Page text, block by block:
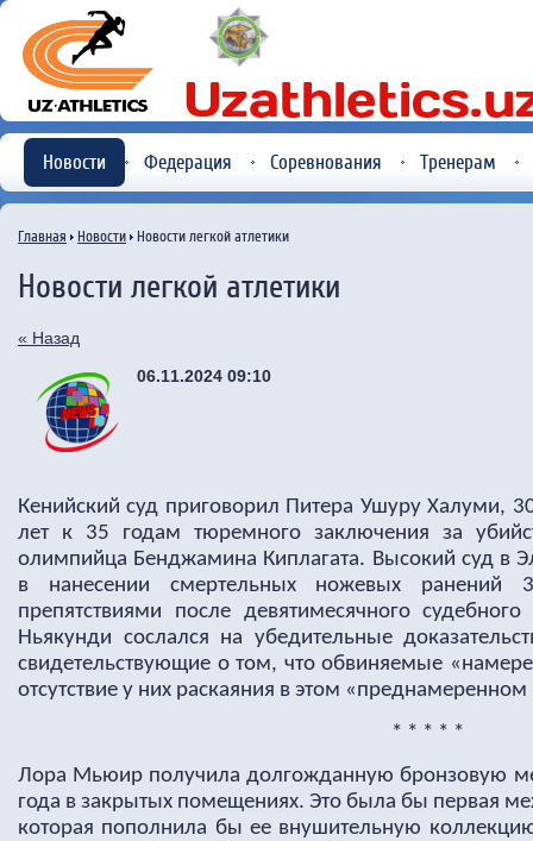
Новости Федерация Соревнования Тренерам
Главная Новости Новости легкой атлетики
Новости легкой атлетики
« Назад
06.11.2024 09:10
Кенийский суд приговорил Питера Ушуру Халуми,
лет к 35 годам тюремного заключения за
олимпийца Бенджамина Киплагата. Высокий суд в
в нанесении смертельных ножевых ранений
препятствиями после девятимесячного судебного
Ньякунди сослался на убедительные
свидетельствующие о том, что обвиняемые
отсутствие у них раскаяния в этом
* * * * *
Лора Мьюир получила долгожданную бронзовую
года в закрытых помещениях. Это была бы первая
которая пополнила бы ее внушительную